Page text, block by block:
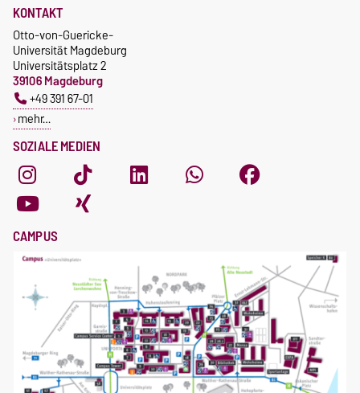
SOZIALE MEDIEN
KONTAKT
Otto-von-Guericke-
Universität Magdeburg
Universitätsplatz 2
39106 Magdeburg
+49 391 67-01
mehr…
CAMPUS